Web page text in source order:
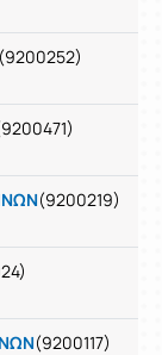
(9200252)
(9200219)
(9200117)